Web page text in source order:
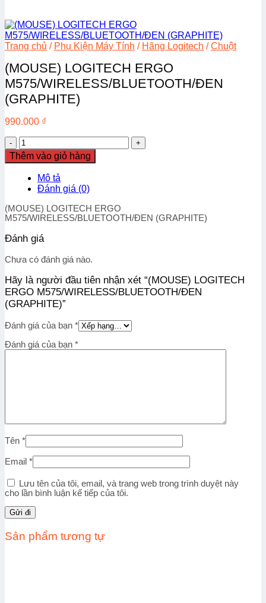
Trang chủ / Phụ Kiện Máy Tính / Hãng Logitech / Chuột
(MOUSE) LOGITECH ERGO
M575/WIRELESS/BLUETOOTH/ĐEN
(GRAPHITE)
990.000 ₫
(MOUSE)
LOGITECH
ERGO
M575/WIRELESS/BLUETOOTH/
ĐEN
(GRAPHITE)
số
lượng
Thêm vào giỏ hàng
Mô tả
Đánh giá (0)
(MOUSE) LOGITECH ERGO
M575/WIRELESS/BLUETOOTH/ĐEN (GRAPHITE)
Đánh giá
Chưa có đánh giá nào.
Hãy là người đầu tiên nhận xét “(MOUSE) LOGITECH
ERGO M575/WIRELESS/BLUETOOTH/ĐEN
(GRAPHITE)”
Đánh giá của bạn *
Đánh giá của bạn *
Tên *
Email *
Lưu tên của tôi, email, và trang web trong trình duyệt này
cho lần bình luận kế tiếp của tôi.
Sản phẩm tương tự